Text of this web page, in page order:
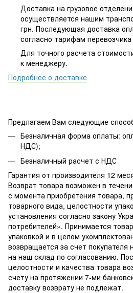
Доставка на грузовое
осуществляется нашим
грн. Последующая доставка
согласно тарифам
Для точного расчета
к менеджеру.
Подробнее о доставке
Предлагаем Вам следующие
Безналичная форма оплаты:
НДС);
Безналичный расчет с НДС
Гарантия от производителя 12
Возврат товара возможен в
с момента приобретения товара,
товарного вида, целостности
установления согласно закону
потребителей». Принимается
упаковкой и в целом
возвращается за счет покупателя
на наш склад по согласованию.
целостности и качества товара
счету на протяжении 7-ми
доставку возврату не подлежат.